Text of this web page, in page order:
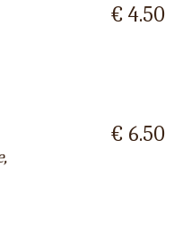
€ 4.50
€ 6.50